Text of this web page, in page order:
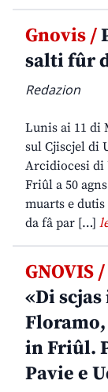
Gnovis /
salti fûr
Redazion
Lunis ai 11 di
sul Cjiscjel di
Arcidiocesi di
Friûl a 50
muarts e
da fâ par […]
GNOVIS /
«Di
in Friûl.
Pavie e